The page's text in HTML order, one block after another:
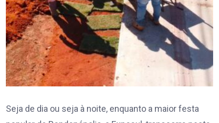
Seja de dia ou seja à noite, enquanto a maior festa